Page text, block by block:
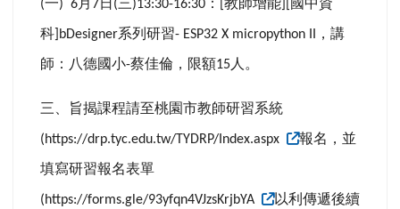
(一) 6月 7日 (三)13:30-16:30 ： 教師增能
國中資
科 ]bDesigner系列研習- ESP32 X micropython II ，講
師：八德國小-蔡佳倫，限額15人。
三、旨揭課程請至桃園市教師研習系統
(https://drp.tyc.edu.tw/TYDRP/Index.aspx
報名，並
填寫研習報名表單
(https://forms.gle/93yfqn4VJzsKrjbYA
以利傳遞後續